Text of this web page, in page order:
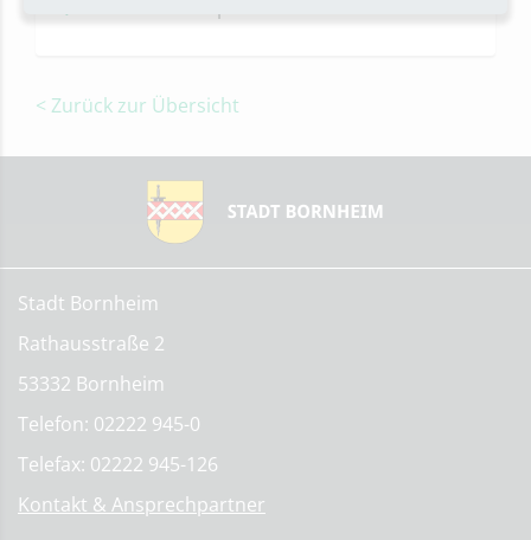
< Zurück zur Übersicht
Stadt Bornheim
Rathausstraße 2
53332 Bornheim
Telefon: 02222 945-0
Telefax: 02222 945-126
Kontakt & Ansprechpartner